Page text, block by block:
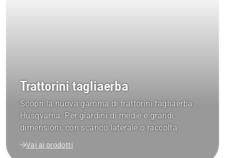
Trattorini tagliaerba
Scopri la nuova gamma di trattorini tagliaerba
Husqvarna. Per giardini di medie e grandi
dimensioni, con scarico laterale o raccolta.
Vai ai prodotti